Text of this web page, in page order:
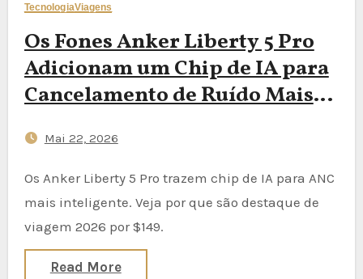
TecnologiaViagens
Os Fones Anker Liberty 5 Pro
Adicionam um Chip de IA para
Cancelamento de Ruído Mais
Viajantes Devem se Importar
Mai 22, 2026
Os Anker Liberty 5 Pro trazem chip de IA para ANC
mais inteligente. Veja por que são destaque de
viagem 2026 por $149.
Read More